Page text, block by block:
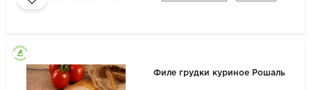
Филе грудки куриное Рошаль